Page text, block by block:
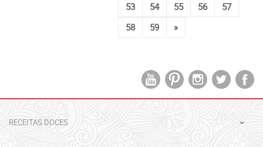
53
54 55 56
57
58
59 »
RECEITAS DOCES